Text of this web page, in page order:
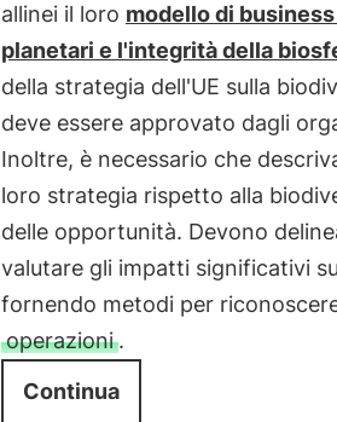
allinei il loro modello di
planetari e l'integrità della
della strategia dell'UE sulla
deve essere approvato dagli
Inoltre, è necessario che
loro strategia rispetto alla
delle opportunità. Devono
valutare gli impatti significativi
fornendo metodi per
operazioni.
Continua